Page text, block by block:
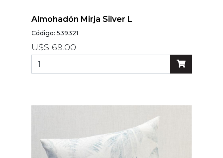
Almohadón Mirja Silver L
Código: 539321
U$S 69.00